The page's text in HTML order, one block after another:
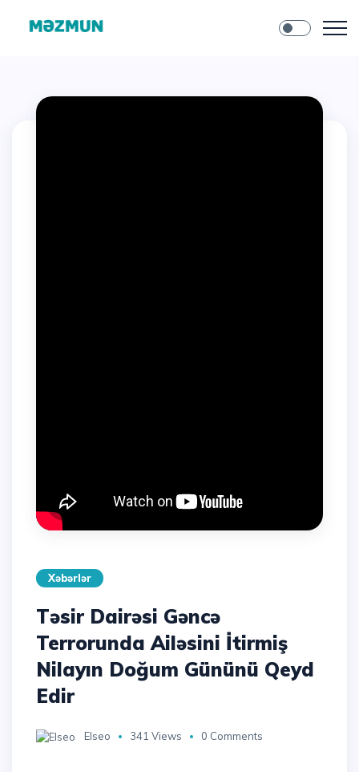
Xəbərlər
Təsir Dairəsi Gəncə
Terrorunda Ailəsini İtirmiş
Nilayın Doğum Gününü Qeyd
Edir
Elseo 341 Views 0 Comments